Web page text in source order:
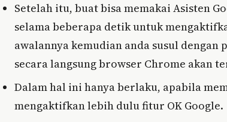
Setelah itu, buat bisa memakai Asisten
selama beberapa detik untuk
awalannya kemudian anda susul dengan
secara langsung browser Chrome akan
Dalam hal ini hanya berlaku, apabila
mengaktifkan lebih dulu fitur OK Google.